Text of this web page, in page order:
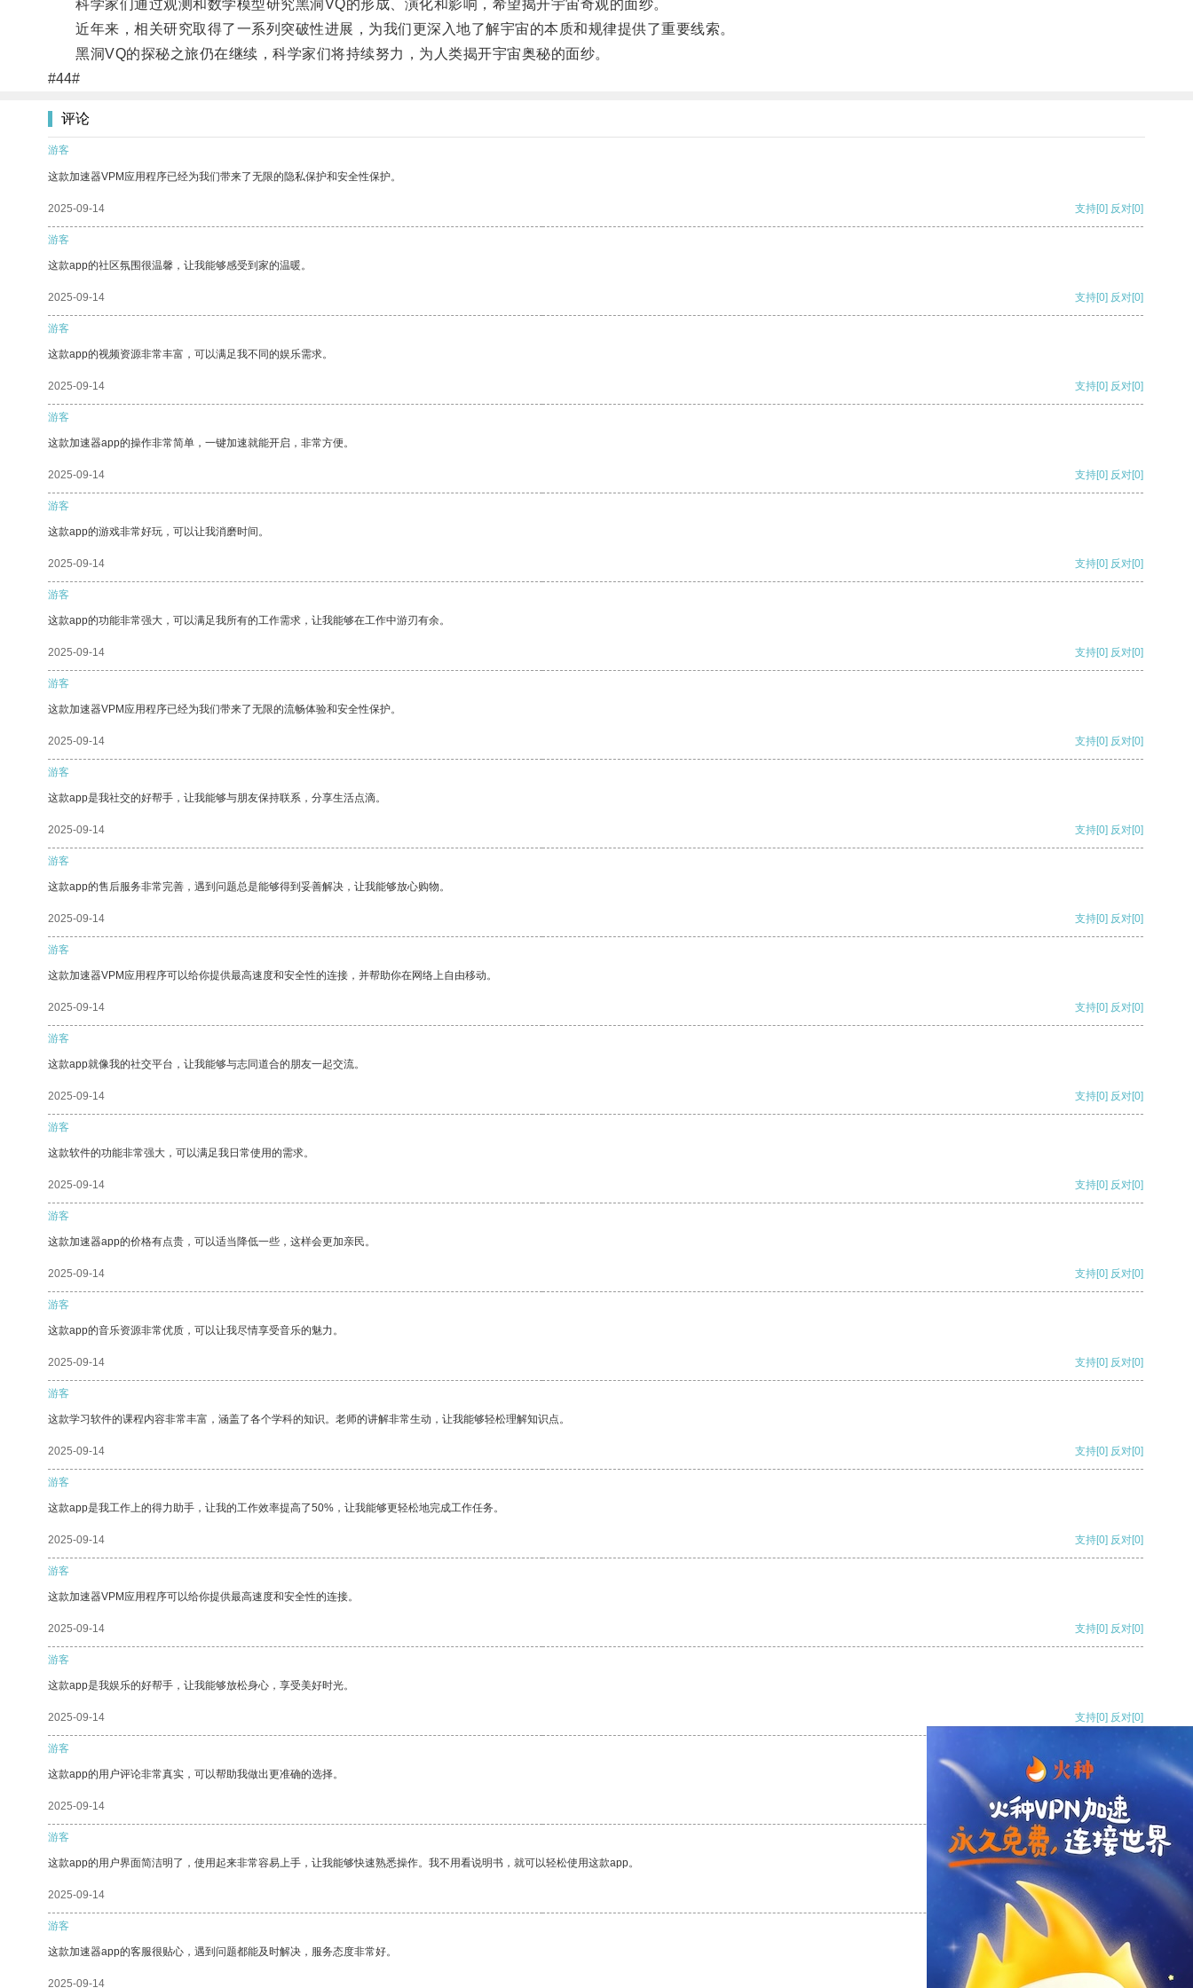
科学家们通过观测和数学模型研究黑洞VQ的形成、演化和影响，希望揭开宇宙奇观的面纱。
近年来，相关研究取得了一系列突破性进展，为我们更深入地了解宇宙的本质和规律提供了重要线索。
黑洞VQ的探秘之旅仍在继续，科学家们将持续努力，为人类揭开宇宙奥秘的面纱。
#44#
评论
游客
这款加速器VPM应用程序已经为我们带来了无限的隐私保护和安全性保护。
2025-09-14 支持[0] 反对[0]
游客
这款app的社区氛围很温馨，让我能够感受到家的温暖。
2025-09-14 支持[0] 反对[0]
游客
这款app的视频资源非常丰富，可以满足我不同的娱乐需求。
2025-09-14 支持[0] 反对[0]
游客
这款加速器app的操作非常简单，一键加速就能开启，非常方便。
2025-09-14 支持[0] 反对[0]
游客
这款app的游戏非常好玩，可以让我消磨时间。
2025-09-14 支持[0] 反对[0]
游客
这款app的功能非常强大，可以满足我所有的工作需求，让我能够在工作中游刃有余。
2025-09-14 支持[0] 反对[0]
游客
这款加速器VPM应用程序已经为我们带来了无限的流畅体验和安全性保护。
2025-09-14 支持[0] 反对[0]
游客
这款app是我社交的好帮手，让我能够与朋友保持联系，分享生活点滴。
2025-09-14 支持[0] 反对[0]
游客
这款app的售后服务非常完善，遇到问题总是能够得到妥善解决，让我能够放心购物。
2025-09-14 支持[0] 反对[0]
游客
这款加速器VPM应用程序可以给你提供最高速度和安全性的连接，并帮助你在网络上自由移动。
2025-09-14 支持[0] 反对[0]
游客
这款app就像我的社交平台，让我能够与志同道合的朋友一起交流。
2025-09-14 支持[0] 反对[0]
游客
这款软件的功能非常强大，可以满足我日常使用的需求。
2025-09-14 支持[0] 反对[0]
游客
这款加速器app的价格有点贵，可以适当降低一些，这样会更加亲民。
2025-09-14 支持[0] 反对[0]
游客
这款app的音乐资源非常优质，可以让我尽情享受音乐的魅力。
2025-09-14 支持[0] 反对[0]
游客
这款学习软件的课程内容非常丰富，涵盖了各个学科的知识。老师的讲解非常生动，让我能够轻松理解知识点。
2025-09-14 支持[0] 反对[0]
游客
这款app是我工作上的得力助手，让我的工作效率提高了50%，让我能够更轻松地完成工作任务。
2025-09-14 支持[0] 反对[0]
游客
这款加速器VPM应用程序可以给你提供最高速度和安全性的连接。
2025-09-14 支持[0] 反对[0]
游客
这款app是我娱乐的好帮手，让我能够放松身心，享受美好时光。
2025-09-14 支持[0] 反对[0]
游客
这款app的用户评论非常真实，可以帮助我做出更准确的选择。
2025-09-14 支持[0] 反对
游客
这款app的用户界面简洁明了，使用起来非常容易上手，让我能够快速熟悉操作。我不用看说明书，就可以轻松使用这款app。
2025-09-14 支持
游客
这款加速器app的客服很贴心，遇到问题都能及时解决，服务态度非常好。
2025-09-14 反对 [0]